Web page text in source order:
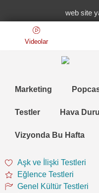
web site
Videolar
Marketing
Testler Hava
Vizyonda Bu Hafta
Aşk ve İlişki Testleri
Eğlence Testleri
Genel Kültür Testleri